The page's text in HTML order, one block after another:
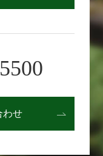
わせ